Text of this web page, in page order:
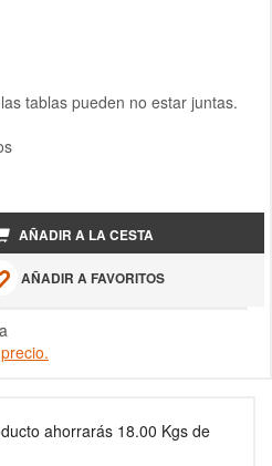
tablas pueden no estar juntas.
AÑADIR A LA CESTA
AÑADIR A FAVORITOS
ahorrarás 18.00 Kgs de